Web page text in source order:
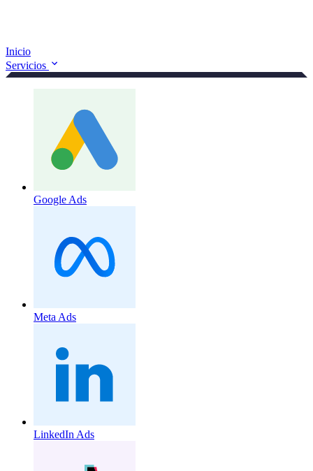
Inicio
Servicios
Google Ads
Meta Ads
LinkedIn Ads